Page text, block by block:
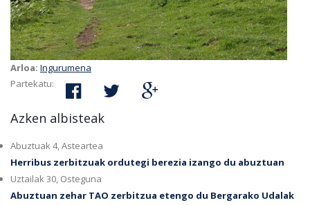
Arloa: Ingurumena
Partekatu:
Azken albisteak
Abuztuak 4, Asteartea
Herribus zerbitzuak ordutegi berezia izango du abuztuan
Uztailak 30, Osteguna
Abuztuan zehar TAO zerbitzua etengo du Bergarako Udalak